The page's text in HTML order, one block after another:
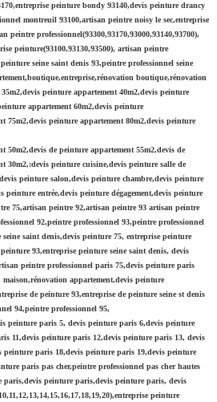
peinture bondy 93140,devis peinture drancy
montreuil 93100,artisan peintre noisy le sec,entreprise
professionnel(93300,93170,93000,93140,93700),
peinture(93100,93130,93500), artisan peintre
seine saint denis 93,peintre professionnel seine
boutique,rénovation
peinture appartement 40m2,devis peinture
appartement 60m2,devis peinture
75m2,devis peinture appartement 80m2,devis peinture
50m2,devis de peinture appartement 55m2,devis de
30m2,:devis peinture cuisine,devis peinture salle de
peinture salon,devis peinture chambre,devis peinture
peinture entrée,devis peinture dégagement,devis peinture
75,artisan peintre 92,artisan peintre 93 artisan peintre
92,peintre professionnel 93,peintre professionnel
saint denis,devis peinture 75, entreprise peinture
93,entreprise peinture seine saint denis, devis
peintre professionnel paris 75,devis peinture paris
appartement,devis peinture
de peinture 93,entreprise de peinture seine st denis
94,peintre professionnel 95,
peinture paris 5, devis peinture paris 6,devis peinture
11,devis peinture paris 12,devis peinture paris 13, devis
paris 18,devis peinture paris 19,devis peinture
paris pas cher,peintre professionnel pas cher hautes
paris,devis peinture paris,devis peinture paris, devis
peinture